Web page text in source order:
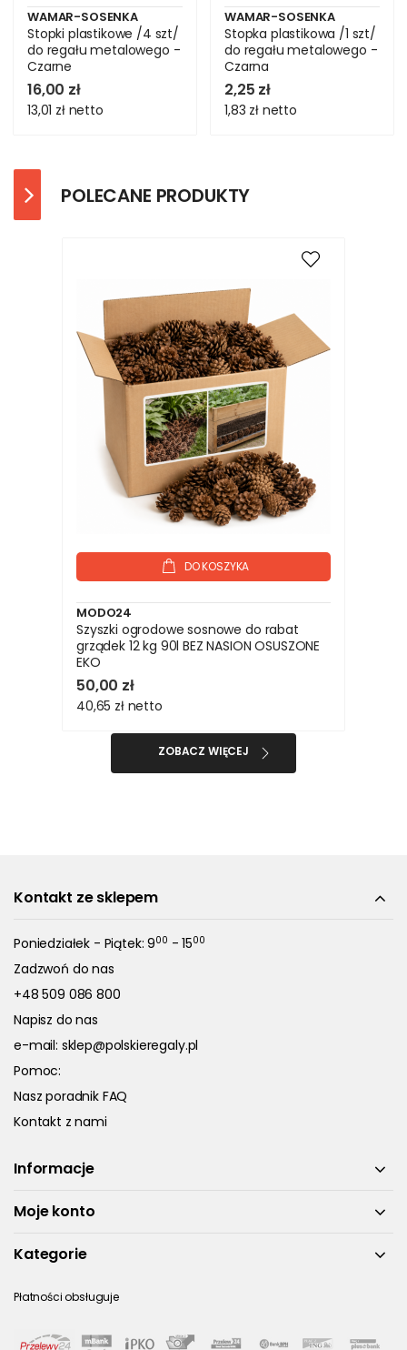
WAMAR-SOSENKA
Stopki plastikowe /4 szt/
do regału metalowego -
Czarne
16,00 zł
13,01 zł netto
WAMAR-SOSENKA
Stopka plastikowa /1 szt/
do regału metalowego -
Czarna
2,25 zł
1,83 zł netto
POLECANE PRODUKTY
DO KOSZYKA
MODO24
Szyszki ogrodowe sosnowe do rabat
grządek 12 kg 90l BEZ NASION OSUSZONE
EKO
50,00 zł
40,65 zł netto
ZOBACZ WIĘCEJ
Kontakt ze sklepem
Poniedziałek - Piątek: 900 - 1500
Zadzwoń do nas
+48 509 086 800
Napisz do nas
e-mail: sklep@polskieregaly.pl
Pomoc:
Nasz poradnik FAQ
Kontakt z nami
Informacje
Moje konto
Kategorie
Płatności obsługuje